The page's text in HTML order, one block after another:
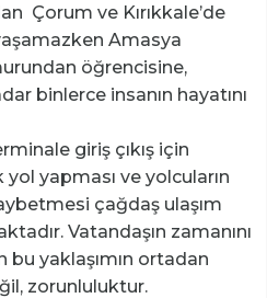
Çorum ve Kırıkkale’de
Amasya
öğrencisine,
binlerce insanın hayatını
giriş çıkış için
yapması ve yolcuların
çağdaş ulaşım
Vatandaşın zamanını
yaklaşımın ortadan
zorunluluktur.